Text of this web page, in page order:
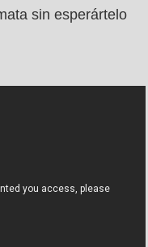
sin esperártelo